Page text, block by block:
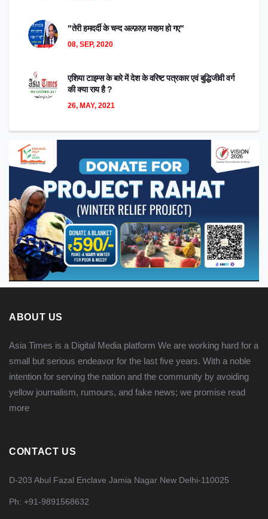
"तेरी हमदर्दी के चन्द अल्फ़ाज़ मरहम हो गए"
08, SEP, 2020
एशिया टाइम्स के बारे में देश के वरिष्ट पत्रकार एवं बुद्धिजीवी वर्ग
की क्या राय है ?
26, MAY, 2021
ABOUT US
Asia Times is a Digital Media platform We are working hard for a
small but serious endeavor for the last five years. With a noble
intention for serving the nation and the community by avoiding
yellow journalism, rumours, and fake news; we promise read
more
CONTACT US
D-203 Abul Fazal Enclave Jamia Nagar New Delhi-110025
Ph: +91-9891568632